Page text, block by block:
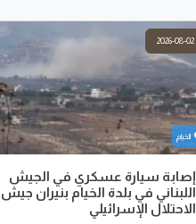
2026-08-02
الخيام
إصابة سيارة عسكري في الجيش
اللبناني في بلدة الخيام بنيران جيش
الاحتلال الإسرائيلي